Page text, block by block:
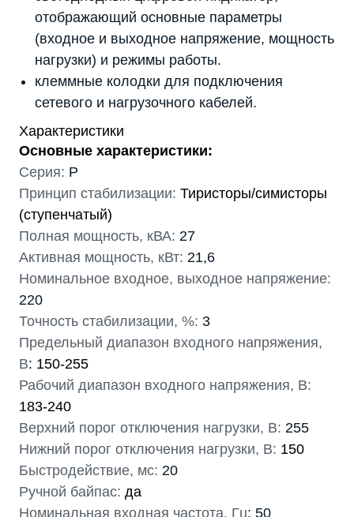
отображающий основные параметры
(входное и выходное напряжение, мощность
нагрузки) и режимы работы.
клеммные колодки для подключения
сетевого и нагрузочного кабелей.
Характеристики
Основные характеристики:
Серия: P
Принцип стабилизации: Тиристоры/симисторы
(ступенчатый)
Полная мощность, кВА: 27
Активная мощность, кВт: 21,6
Номинальное входное, выходное напряжение:
220
Точность стабилизации, %: 3
Предельный диапазон входного напряжения,
В: 150-255
Рабочий диапазон входного напряжения, В:
183-240
Верхний порог отключения нагрузки, В: 255
Нижний порог отключения нагрузки, В: 150
Быстродействие, мс: 20
Ручной байпас: да
Номинальная входная частота, Гц: 50